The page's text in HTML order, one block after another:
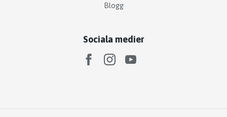
Blogg
Sociala medier